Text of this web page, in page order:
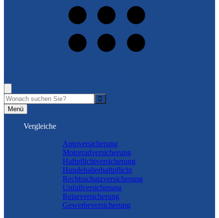
Menü
Vergleiche
Autoversicherung
Motorradversicherung
Haftpflichtversicherung
Hundehalterhaftpflicht
Rechtsschutzversicherung
Unfallversicherung
Reiseversicherung
Gewerbeversicherung